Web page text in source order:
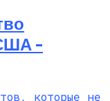
–